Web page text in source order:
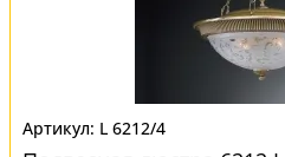
L 6212/4